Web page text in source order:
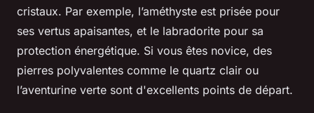
cristaux. Par exemple, l’améthyste est prisée pour
ses vertus apaisantes, et le labradorite pour sa
protection énergétique. Si vous êtes novice, des
pierres polyvalentes comme le quartz clair ou
l’aventurine verte sont d'excellents points de départ.